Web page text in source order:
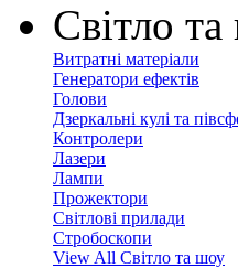
Світло
Витратні матеріали
Генератори ефектів
Голови
Дзеркальні кулі та
Контролери
Лазери
Лампи
Прожектори
Світлові прилади
Стробоскопи
View All Світло та шоу